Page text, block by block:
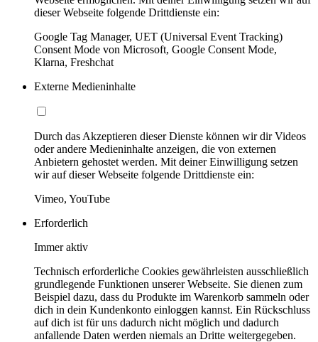
dieser Webseite folgende Drittdienste ein:
Google Tag Manager, UET (Universal Event Tracking)
Consent Mode von Microsoft, Google Consent Mode,
Klarna, Freshchat
Externe Medieninhalte
Durch das Akzeptieren dieser Dienste können wir dir Videos
oder andere Medieninhalte anzeigen, die von externen
Anbietern gehostet werden. Mit deiner Einwilligung setzen
wir auf dieser Webseite folgende Drittdienste ein:
Vimeo, YouTube
Erforderlich
Immer aktiv
Technisch erforderliche Cookies gewährleisten ausschließlich
grundlegende Funktionen unserer Webseite. Sie dienen zum
Beispiel dazu, dass du Produkte im Warenkorb sammeln oder
dich in dein Kundenkonto einloggen kannst. Ein Rückschluss
auf dich ist für uns dadurch nicht möglich und dadurch
anfallende Daten werden niemals an Dritte weitergegeben.